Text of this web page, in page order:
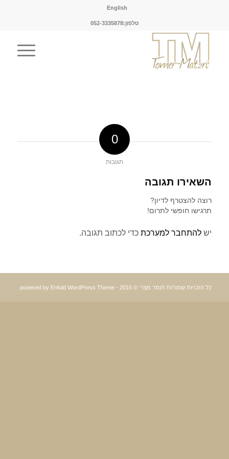
English
טלפון:052-3335878
0
תגובות
השאירו תגובה
רוצה להצטרף לדיון?
תרגישו חופשי לתרום!
יש להתחבר למערכתכדי לכתוב תגובה.
כל הזכויות שמורות תומר מצרי © 2015 - powered by Enfold WordPress Theme